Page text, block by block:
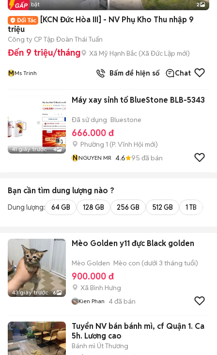
Tin nổi bật 2
[KCN Đức Hòa III] - NV Phụ Kho Thu nhập 9
triệu
Công ty CP Tập Đoàn Thái Tuấn
Đến 9 triệu/tháng Xã Mỹ Hạnh Bắc (Xã Đức Lập mới)
MMs Trinh Bấm để hiện số Chat
41 giây trước 4
Máy xay sinh tố BlueStone BLB-5343
Đã sử dụng Bluestone
666.000 đ
Phường 1 (P. Vĩnh Hội mới)
NNGUYEN MR 4.6 95 đã bán
Bạn cần tìm dung lượng nào ?
Dung lượng: 64 GB 128 GB 256 GB 512 GB 1 TB
43 giây trước 6
Mèo Golden y11 đực Black golden
Mèo Golden Mèo con (dưới 3 tháng tuổi)
900.000 đ
Xã Bình Hưng
Kien Phan 4đã bán
Tuyển NV bán bánh mì, cf Quận 1. Ca
5h. Lương cao
Bánh mì Út Thương